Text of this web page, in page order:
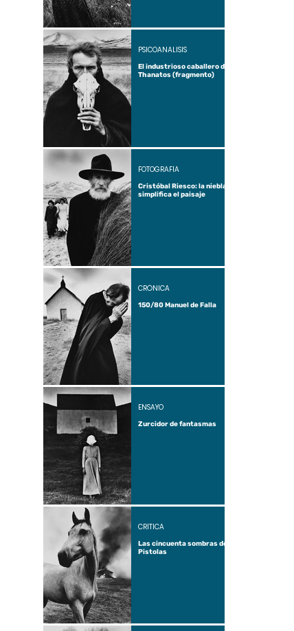
El industrioso caballero de
Thanatos (fragmento)
PSICOANÁLISIS
Cristóbal Riesco: la niebla
simplifica el paisaje
FOTOGRAFÍA
150/80 Manuel de Falla
CRÓNICA
Zurcidor de fantasmas
ENSAYO
Las cincuenta sombras de
Pistolas
CRÍTICA